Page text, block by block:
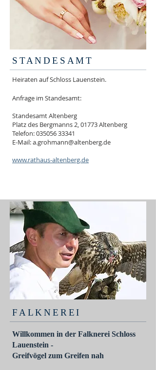
STANDESAMT
Heiraten auf Schloss Lauenstein.
Anfrage im Standesamt:
Standesamt Altenberg
Platz des Bergmanns 2, 01773 Altenberg
Telefon:035056 33341
E-Mail: a.grohmann@altenberg.de
www.rathaus-altenberg.de
FALKNEREI
Willkommen in der Falknerei Schloss
Lauenstein -
Greifvögel zum Greifen nah